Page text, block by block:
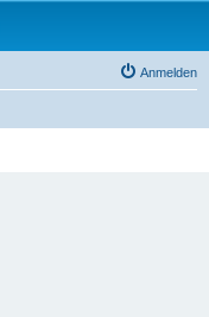
Anmelden